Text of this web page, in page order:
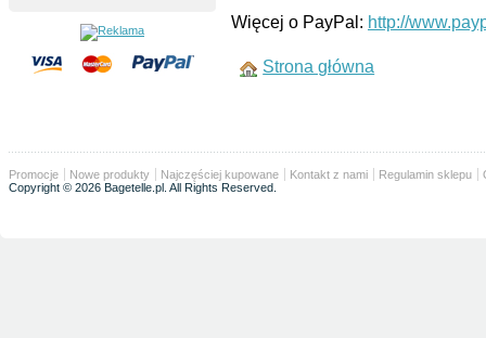
Więcej o PayPal: http://
Strona główna
Promocje Nowe produkty Najczęściej kupowane Kontakt z nami Regulamin sklepu
Copyright © 2026 Bagetelle.pl. All Rights Reserved.